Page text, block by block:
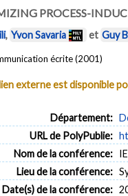
PROCESS-
, Yvon Savaria et Guy
écrite (2001)
externe est disponible
Département:
URL de PolyPublie:
Nom de la conférence:
Lieu de la conférence:
Date(s) de la conférence: